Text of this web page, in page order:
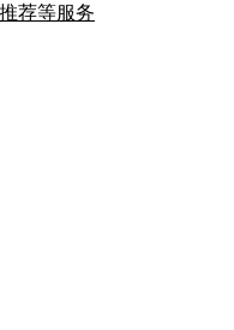
荐等服务